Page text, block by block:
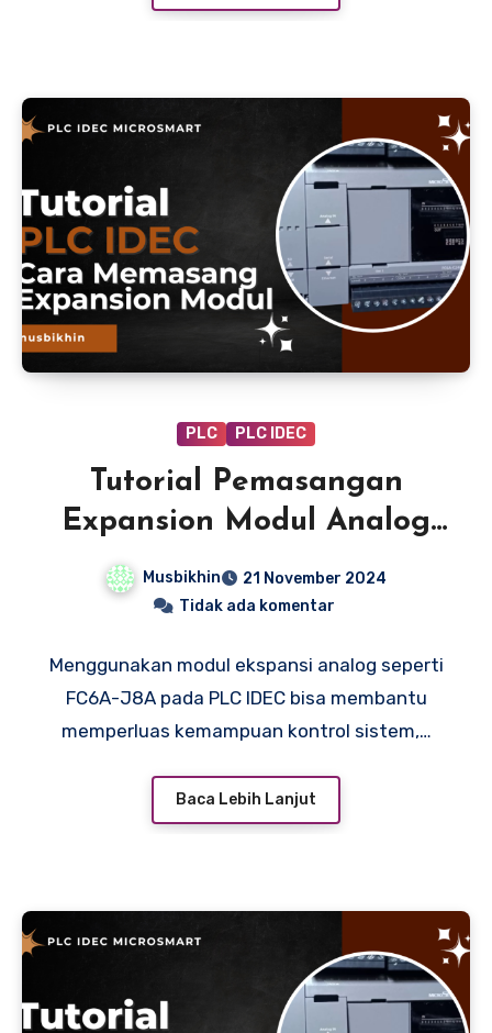
PLC PLC IDEC
Tutorial Pemasangan
Expansion Modul Analog
FC6A-J8A Pada PLC IDEC
Musbikhin
21 November 2024
Tidak ada komentar
Menggunakan modul ekspansi analog seperti
FC6A-J8A pada PLC IDEC bisa membantu
memperluas kemampuan kontrol sistem,…
Baca Lebih Lanjut